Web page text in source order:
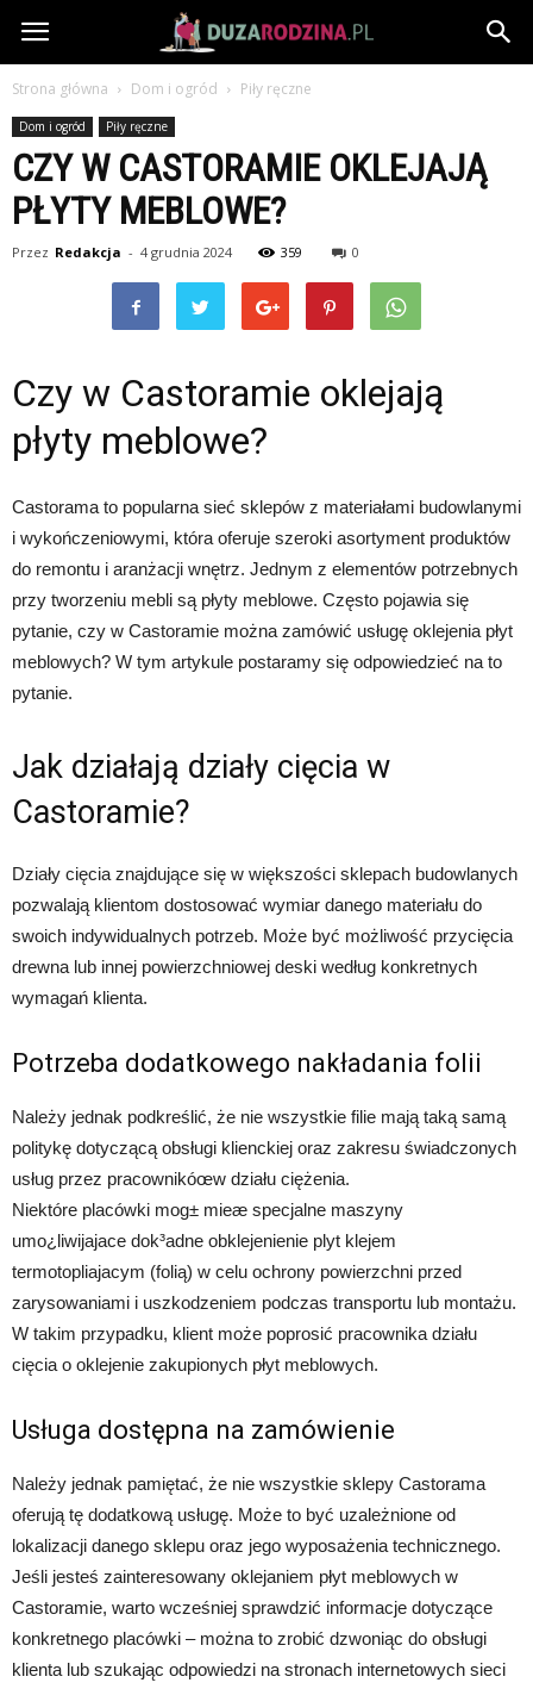
DuzaRodzina.pl
Strona główna Dom i ogród Piły ręczne
Dom i ogród Piły ręczne
CZY W CASTORAMIE OKLEJAJĄ
PŁYTY MEBLOWE?
Przez Redakcja - 4 grudnia 2024 359 0
Czy w Castoramie oklejają
płyty meblowe?
Castorama to popularna sieć sklepów z materiałami budowlanymi
i wykończeniowymi, która oferuje szeroki asortyment produktów
do remontu i aranżacji wnętrz. Jednym z elementów potrzebnych
przy tworzeniu mebli są płyty meblowe. Często pojawia się
pytanie, czy w Castoramie można zamówić usługę oklejenia płyt
meblowych? W tym artykule postaramy się odpowiedzieć na to
pytanie.
Jak działają działy cięcia w
Castoramie?
Działy cięcia znajdujące się w większości sklepach budowlanych
pozwalają klientom dostosować wymiar danego materiału do
swoich indywidualnych potrzeb. Może być możliwość przycięcia
drewna lub innej powierzchniowej deski według konkretnych
wymagań klienta.
Potrzeba dodatkowego nakładania folii
Należy jednak podkreślić, że nie wszystkie filie mają taką samą
politykę dotyczącą obsługi klienckiej oraz zakresu świadczonych
usług przez pracownikóœw działu ciężenia.
Niektóre placówki mog± mieæ specjalne maszyny
umo¿liwijajace dok³adne obklejenienie plyt klejem
termotopliajacym (folią) w celu ochrony powierzchni przed
zarysowaniami i uszkodzeniem podczas transportu lub montażu.
W takim przypadku, klient może poprosić pracownika działu
cięcia o oklejenie zakupionych płyt meblowych.
Usługa dostępna na zamówienie
Należy jednak pamiętać, że nie wszystkie sklepy Castorama
oferują tę dodatkową usługę. Może to być uzależnione od
lokalizacji danego sklepu oraz jego wyposażenia technicznego.
Jeśli jesteś zainteresowany oklejaniem płyt meblowych w
Castoramie, warto wcześniej sprawdzić informacje dotyczące
konkretnego placówki – można to zrobić dzwoniąc do obsługi
klienta lub szukając odpowiedzi na stronach internetowych sieci